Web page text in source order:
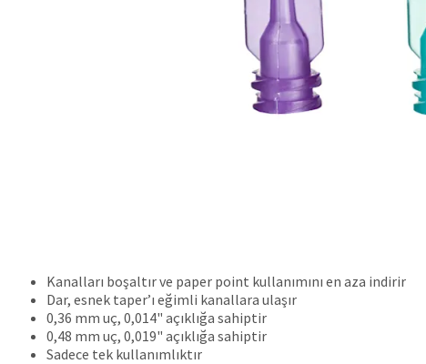
Kanalları boşaltır ve paper point kullanımını en aza indirir
Dar, esnek taper’ı eğimli kanallara ulaşır
0,36 mm uç, 0,014" açıklığa sahiptir
0,48 mm uç, 0,019" açıklığa sahiptir
Sadece tek kullanımlıktır